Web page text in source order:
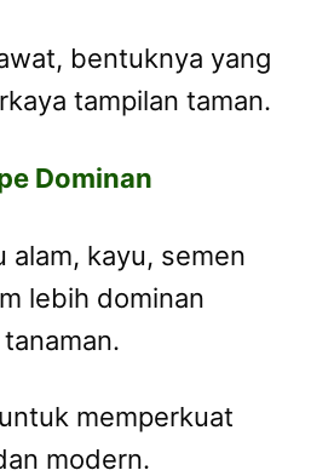
bentuknya yang
tampilan taman.
Dominan
alam, kayu, semen
lebih dominan
memperkuat
modern.